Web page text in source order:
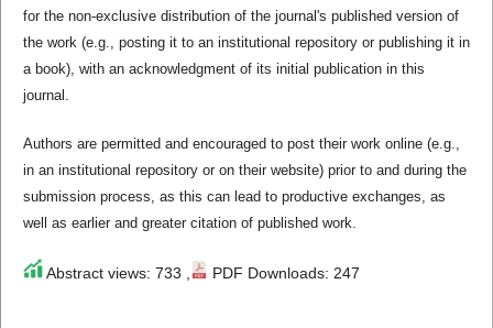
for the non-exclusive distribution of the journal's published version of
the work (e.g., posting it to an institutional repository or publishing it in
a book), with an acknowledgment of its initial publication in this
journal.
Authors are permitted and encouraged to post their work online (e.g.,
in an institutional repository or on their website) prior to and during the
submission process, as this can lead to productive exchanges, as
well as earlier and greater citation of published work.
Abstract views: 733 , PDF Downloads: 247